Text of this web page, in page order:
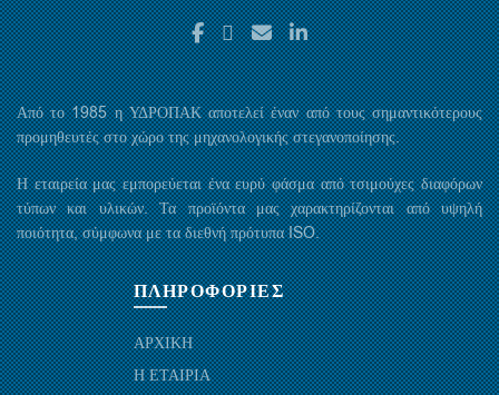
Από το 1985 η ΥΔΡΟΠΑΚ αποτελεί έναν από τους σημαντικότερους
προμηθευτές στο χώρο της μηχανολογικής στεγανοποίησης.
Η εταιρεία μας εμπορεύεται ένα ευρύ φάσμα από τσιμούχες διαφόρων
τύπων και υλικών. Τα προϊόντα μας χαρακτηρίζονται από υψηλή
ποιότητα, σύμφωνα με τα διεθνή πρότυπα ISO.
ΠΛΗΡΟΦΟΡΙΕΣ
ΑΡΧΙΚΗ
Η ΕΤΑΙΡΙΑ